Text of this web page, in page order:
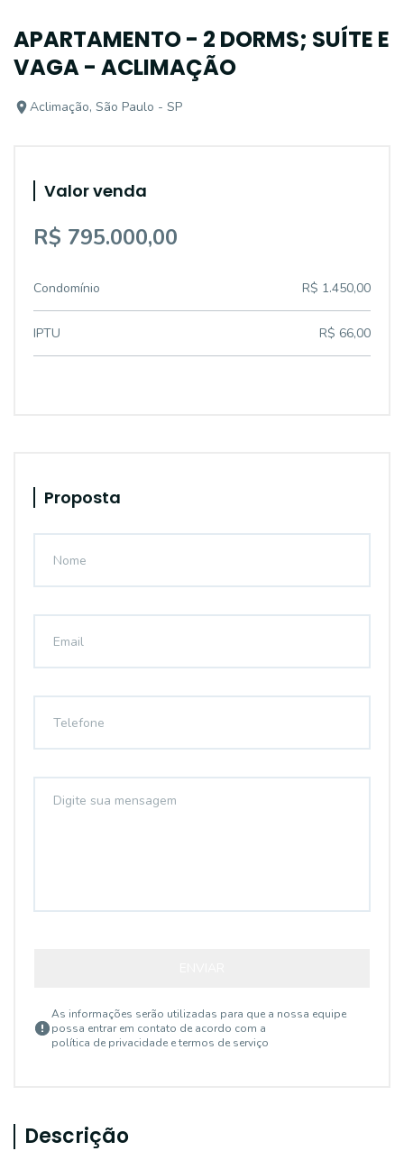
APARTAMENTO - 2 DORMS; SUÍTE E
VAGA - ACLIMAÇÃO
Aclimação, São Paulo - SP
Valor venda
R$ 795.000,00
Condomínio R$ 1.450,00
IPTU R$ 66,00
Proposta
As informações serão utilizadas para que a nossa equipe
possa entrar em contato de acordo com a
política de privacidade e termos de serviço
Descrição